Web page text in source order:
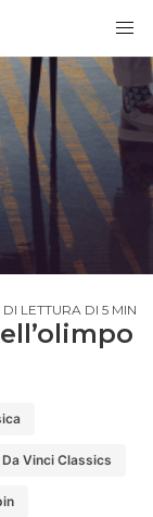
LETTURA DI 5 MIN
Da Vinci Classics